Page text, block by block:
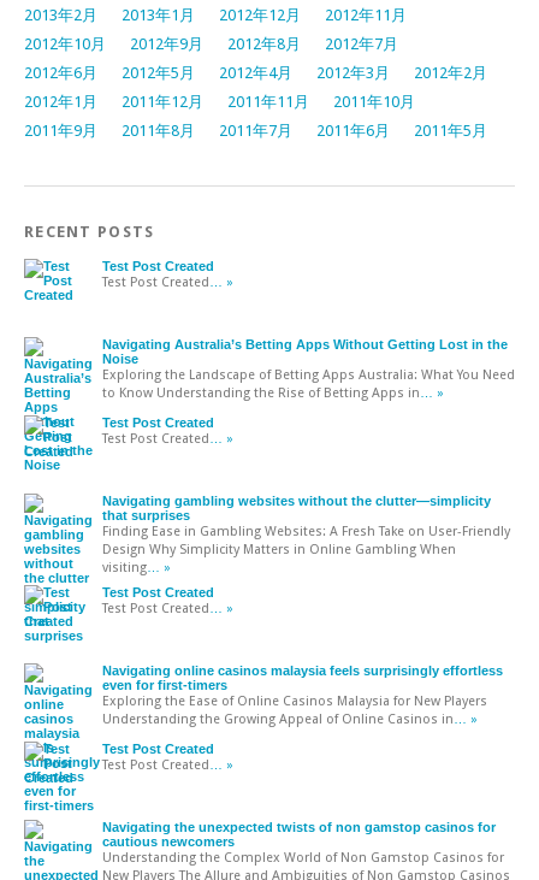
2013年2月
2013年1月 2012年12月
2012年11月
2012年10月
2012年9月 2012年8月
2012年7月
2012年6月
2012年5月 2012年4月 2012年3月
2012年2月
2012年1月
2011年12月 2011年11月
2011年10月
2011年9月
2011年8月 2011年7月 2011年6月 2011年5月
RECENT POSTS
Test Post Created
Test Post Created … »
Navigating Australia’s Betting Apps Without Getting Lost in the
Noise
Exploring the Landscape of Betting Apps Australia: What You Need
to Know Understanding the Rise of Betting Apps in … »
Test Post Created
Test Post Created … »
Navigating gambling websites without the clutter—simplicity
that surprises
Finding Ease in Gambling Websites: A Fresh Take on User-Friendly
Design Why Simplicity Matters in Online Gambling When
visiting … »
Test Post Created
Test Post Created … »
Navigating online casinos malaysia feels surprisingly effortless
even for first-timers
Exploring the Ease of Online Casinos Malaysia for New Players
Understanding the Growing Appeal of Online Casinos in … »
Test Post Created
Test Post Created … »
Navigating the unexpected twists of non gamstop casinos for
cautious newcomers
Understanding the Complex World of Non Gamstop Casinos for
New Players The Allure and Ambiguities of Non Gamstop Casinos